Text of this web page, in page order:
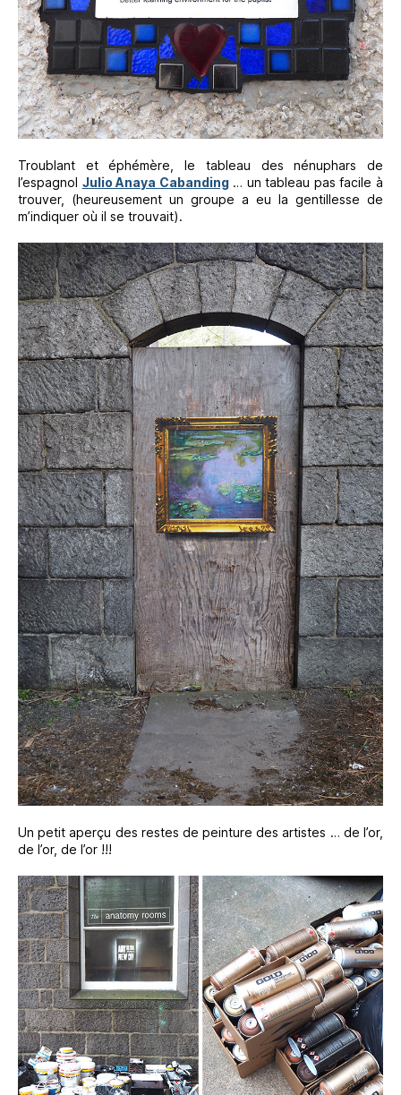
Troublant et éphémère, le tableau des nénuphars de
l’espagnol Julio Anaya Cabanding… un tableau pas facile à
trouver, (heureusement un groupe a eu la gentillesse de
m’indiquer où il se trouvait).
Un petit aperçu des restes de peinture des artistes … de l’or,
de l’or, de l’or !!!